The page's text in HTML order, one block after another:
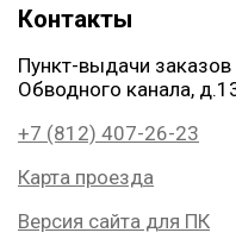
Контакты
Пункт-выдачи заказов
Обводного канала,
+7 (812) 407-26-23
Карта проезда
Версия сайта для ПК